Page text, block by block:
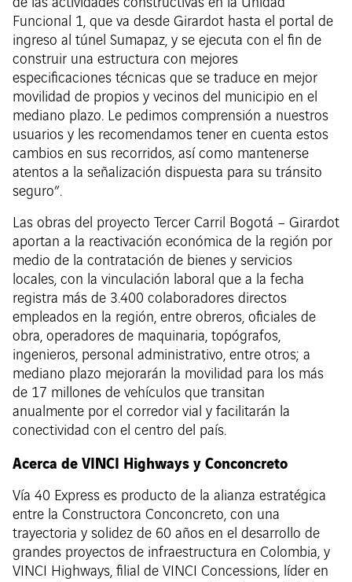
de las actividades constructivas en la Unidad
Funcional 1, que va desde Girardot hasta el portal de
ingreso al túnel Sumapaz, y se ejecuta con el fin de
construir una estructura con mejores
especificaciones técnicas que se traduce en mejor
movilidad de propios y vecinos del municipio en el
mediano plazo. Le pedimos comprensión a nuestros
usuarios y les recomendamos tener en cuenta estos
cambios en sus recorridos, así como mantenerse
atentos a la señalización dispuesta para su tránsito
seguro”.
Las obras del proyecto Tercer Carril Bogotá – Girardot
aportan a la reactivación económica de la región por
medio de la contratación de bienes y servicios
locales, con la vinculación laboral que a la fecha
registra más de 3.400 colaboradores directos
empleados en la región, entre obreros, oficiales de
obra, operadores de maquinaria, topógrafos,
ingenieros, personal administrativo, entre otros; a
mediano plazo mejorarán la movilidad para los más
de 17 millones de vehículos que transitan
anualmente por el corredor vial y facilitarán la
conectividad con el centro del país.
Acerca de VINCI Highways y Conconcreto
Vía 40 Express es producto de la alianza estratégica
entre la Constructora Conconcreto, con una
trayectoria y solidez de 60 años en el desarrollo de
grandes proyectos de infraestructura en Colombia, y
VINCI Highways, filial de VINCI Concessions, líder en